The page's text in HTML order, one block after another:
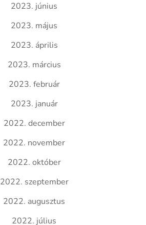
2023. június
2023. május
2023. április
2023. március
2023. február
2023. január
2022. december
2022. november
2022. október
2022. szeptember
2022. augusztus
2022. július